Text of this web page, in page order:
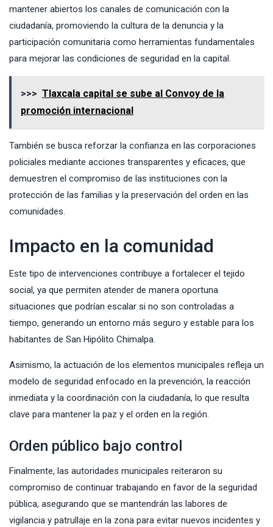
mantener abiertos los canales de comunicación con la
ciudadanía, promoviendo la cultura de la denuncia y la
participación comunitaria como herramientas fundamentales
para mejorar las condiciones de seguridad en la capital.
>>> Tlaxcala capital se sube al Convoy de la
promoción internacional
También se busca reforzar la confianza en las corporaciones
policiales mediante acciones transparentes y eficaces, que
demuestren el compromiso de las instituciones con la
protección de las familias y la preservación del orden en las
comunidades.
Impacto en la comunidad
Este tipo de intervenciones contribuye a fortalecer el tejido
social, ya que permiten atender de manera oportuna
situaciones que podrían escalar si no son controladas a
tiempo, generando un entorno más seguro y estable para los
habitantes de San Hipólito Chimalpa.
Asimismo, la actuación de los elementos municipales refleja un
modelo de seguridad enfocado en la prevención, la reacción
inmediata y la coordinación con la ciudadanía, lo que resulta
clave para mantener la paz y el orden en la región.
Orden público bajo control
Finalmente, las autoridades municipales reiteraron su
compromiso de continuar trabajando en favor de la seguridad
pública, asegurando que se mantendrán las labores de
vigilancia y patrullaje en la zona para evitar nuevos incidentes y